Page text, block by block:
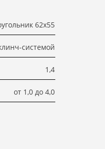
62х55
системой
1,4
от 1,0 до 4,0